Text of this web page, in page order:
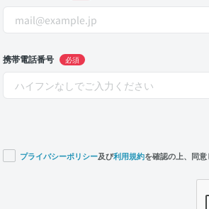
携帯電話番号 必須
プライバシーポリシー及び利用規約を確認の上、同意